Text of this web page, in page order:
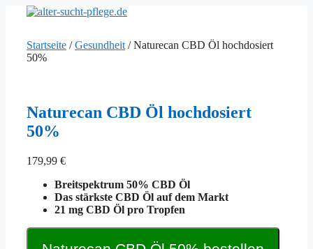
Startseite /Gesundheit / Naturecan CBD Öl hochdosiert
50%
Naturecan CBD Öl hochdosiert
50%
179,99 €
Breitspektrum 50% CBD Öl
Das stärkste CBD Öl auf dem Markt
21 mg CBD Öl pro Tropfen